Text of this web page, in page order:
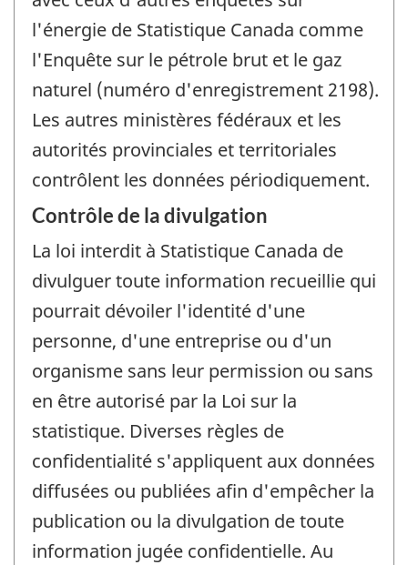
l'énergie de Statistique Canada comme
l'Enquête sur le pétrole brut et le gaz
naturel (numéro d'enregistrement 2198).
Les autres ministères fédéraux et les
autorités provinciales et territoriales
contrôlent les données périodiquement.
Contrôle de la divulgation
La loi interdit à Statistique Canada de
divulguer toute information recueillie qui
pourrait dévoiler l'identité d'une
personne, d'une entreprise ou d'un
organisme sans leur permission ou sans
en être autorisé par la Loi sur la
statistique. Diverses règles de
confidentialité s'appliquent aux données
diffusées ou publiées afin d'empêcher la
publication ou la divulgation de toute
information jugée confidentielle. Au